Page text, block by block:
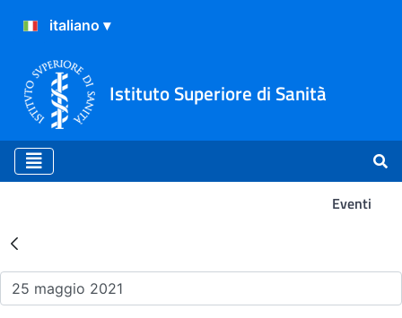
Istituto Superiore di Sanità
Eventi
Risultati della Ricerca -